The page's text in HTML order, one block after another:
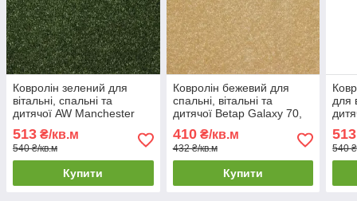
Ковролін зелений для
вітальні, спальні та
дитячої AW Manchester
24, ширина 4 м
513 ₴/кв.м
540 ₴/кв.м
Купити
Ковролін бежевий для
спальні, вітальні та
дитячої Betap Galaxy 70,
ширина 4 м.
410₴/кв.м
432 ₴/кв.м
Купити
для
22,
513
540